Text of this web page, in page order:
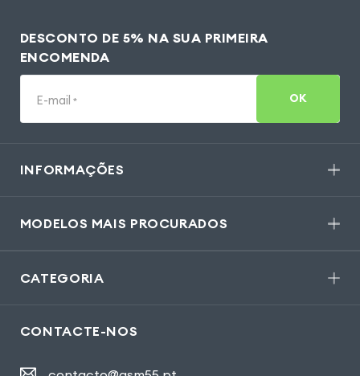
DESCONTO DE 5% NA SUA PRIMEIRA
ENCOMENDA
E-mail * OK
INFORMAÇÕES
MODELOS MAIS PROCURADOS
CATEGORIA
CONTACTE-NOS